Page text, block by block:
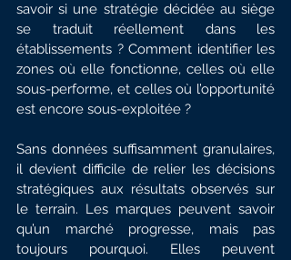
savoir si une stratégie décidée au siège
se traduit réellement dans les
établissements ? Comment identifier les
zones où elle fonctionne, celles où elle
sous-performe, et celles où l’opportunité
est encore sous-exploitée ?
Sans données suffisamment granulaires,
il devient difficile de relier les décisions
stratégiques aux résultats observés sur
le terrain. Les marques peuvent savoir
qu’un marché progresse, mais pas
toujours pourquoi. Elles peuvent